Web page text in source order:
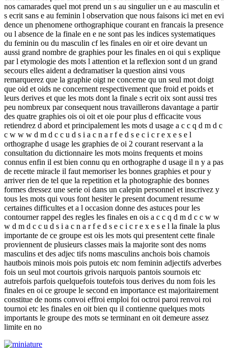
nos camarades quel mot prend un s au singulier un e au masculin et
s ecrit sans e au feminin l observation que nous faisons ici met en evi
dence un phenomene orthographique courant en francais la presence
ou l absence de la finale en e ne sont pas les indices systematiques
du feminin ou du masculin cf les finales en oir et oire devant un
aussi grand nombre de graphies pour les finales en oi qui s explique
par l etymologie des mots l attention et la reflexion sont d un grand
secours elles aident a dedramatiser la question ainsi vous
remarquerez que la graphie oigt ne concerne qu un seul mot doigt
que oid et oids ne concernent respectivement que froid et poids et
leurs derives et que les mots dont la finale s ecrit oix sont aussi tres
peu nombreux par consequent nous travaillerons davantage a partir
des quatre graphies ois oi oit et oie pour plus d efficacite vous
retiendrez d abord et principalement les mots d usage a c c q d m d c
c w w w d m d c c u d s i a c n a r f e d s e c i c r e x e s e l
orthographe d usage les graphies de oi 2 courant reservant a la
consultation du dictionnaire les mots moins frequents et moins
connus enfin il est bien connu qu en orthographe d usage il n y a pas
de recette miracle il faut memoriser les bonnes graphies et pour y
arriver rien de tel que la repetition et la photographie des bonnes
formes dressez une serie oi dans un calepin personnel et inscrivez y
tous les mots qui vous font hesiter le present document resume
certaines difficultes et a l occasion donne des astuces pour les
contourner rappel des regles les finales en ois a c c q d m d c c w w
w d m d c c u d s i a c n a r f e d s e c i c r e x e s e l la finale la plus
importante de ce groupe est ois les mots qui presentent cette finale
proviennent de plusieurs classes mais la majorite sont des noms
masculins et des adjec tifs noms masculins anchois bois chamois
hautbois minois mois pois putois etc nom feminin adjectifs adverbes
fois un seul mot courtois grivois narquois pantois sournois etc
autrefois parfois quelquefois toutefois tous derives du nom fois les
finales en oi ce groupe le second en importance est majoritairement
constitue de noms convoi effroi emploi foi octroi paroi renvoi roi
tournoi etc les finales en oit bien qu il contienne quelques mots
importants le groupe des mots se terminant en oit demeure assez
limite en no